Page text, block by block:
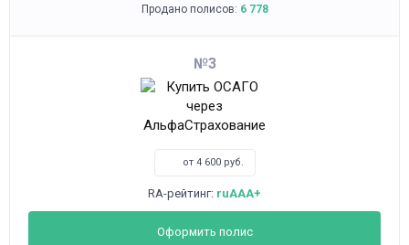
Продано полисов: 6 778
3
от 4 600 руб.
RA-рейтинг: ruAAA+
Оформить полис